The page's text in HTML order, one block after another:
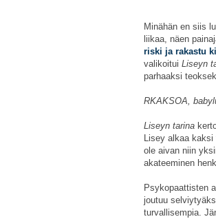
Minähän en siis
liikaa, näen
riski ja rakastu
valikoitui Liseyn
parhaaksi
RKAKSOA,
Liseyn tarina
Lisey alkaa
ole aivan niin
akateeminen
Psykopaattisten
joutuu
turvallisempia.